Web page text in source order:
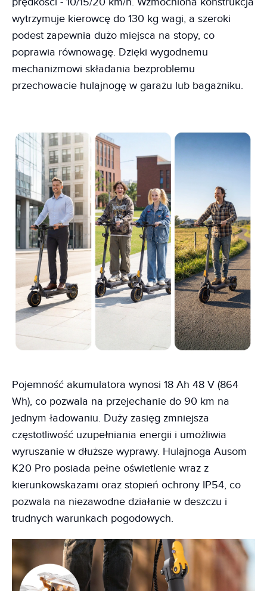
wytrzymuje kierowcę do 130 kg wagi, a szeroki
podest zapewnia dużo miejsca na stopy, co
poprawia równowagę. Dzięki wygodnemu
mechanizmowi składania bezproblemu
przechowacie hulajnogę w garażu lub bagażniku.
Pojemność akumulatora wynosi 18 Ah 48 V (864
Wh), co pozwala na przejechanie do 90 km na
jednym ładowaniu. Duży zasięg zmniejsza
częstotliwość uzupełniania energii i umożliwia
wyruszanie w dłuższe wyprawy. Hulajnoga Ausom
K20 Pro posiada pełne oświetlenie wraz z
kierunkowskazami oraz stopień ochrony IP54, co
pozwala na niezawodne działanie w deszczu i
trudnych warunkach pogodowych.